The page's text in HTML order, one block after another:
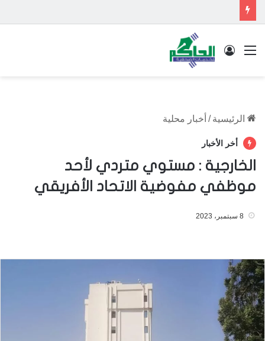
القائمة تسجيل الدخول
الرئيسية / أخبار محلية
أخر الأخبار
الخارجية : مستوي متردي لأحد
موظفي مفوضية الاتحاد الأفريقي
8 سبتمبر، 2023